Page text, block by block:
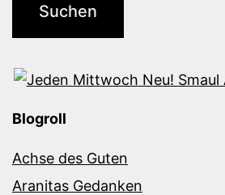
Blogroll
Achse des Guten
Aranitas Gedanken